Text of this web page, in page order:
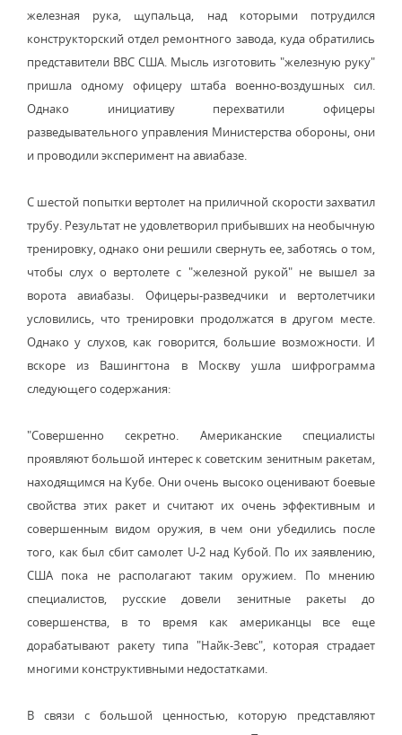
железная рука, щупальца, над которыми потрудился
конструкторский отдел ремонтного завода, куда обратились
представители ВВС США. Мысль изготовить "железную руку"
пришла одному офицеру штаба военно-воздушных сил.
Однако инициативу перехватили офицеры
разведывательного управления Министерства обороны, они
и проводили эксперимент на авиабазе.
С шестой попытки вертолет на приличной скорости захватил
трубу. Результат не удовлетворил прибывших на необычную
тренировку, однако они решили свернуть ее, заботясь о том,
чтобы слух о вертолете с "железной рукой" не вышел за
ворота авиабазы. Офицеры-разведчики и вертолетчики
условились, что тренировки продолжатся в другом месте.
Однако у слухов, как говорится, большие возможности. И
вскоре из Вашингтона в Москву ушла шифрограмма
следующего содержания:
"Совершенно секретно. Американские специалисты
проявляют большой интерес к советским зенитным ракетам,
находящимся на Кубе. Они очень высоко оценивают боевые
свойства этих ракет и считают их очень эффективным и
совершенным видом оружия, в чем они убедились после
того, как был сбит самолет U-2 над Кубой. По их заявлению,
США пока не располагают таким оружием. По мнению
специалистов, русские довели зенитные ракеты до
совершенства, в то время как американцы все еще
дорабатывают ракету типа "Найк-Зевс", которая страдает
многими конструктивными недостатками.
В связи с большой ценностью, которую представляют